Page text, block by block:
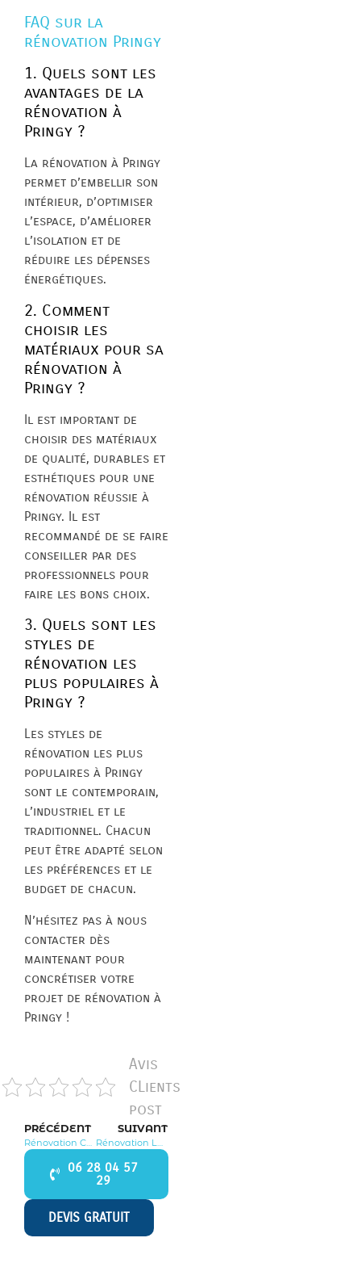
FAQ sur la
rénovation Pringy
1. Quels sont les
avantages de la
rénovation à
Pringy ?
La rénovation à Pringy
permet d’embellir son
intérieur, d’optimiser
l’espace, d’améliorer
l’isolation et de
réduire les dépenses
énergétiques.
2. Comment
choisir les
matériaux pour sa
rénovation à
Pringy ?
Il est important de
choisir des matériaux
de qualité, durables et
esthétiques pour une
rénovation réussie à
Pringy. Il est
recommandé de se faire
conseiller par des
professionnels pour
faire les bons choix.
3. Quels sont les
styles de
rénovation les
plus populaires à
Pringy ?
Les styles de
rénovation les plus
populaires à Pringy
sont le contemporain,
l’industriel et le
traditionnel. Chacun
peut être adapté selon
les préférences et le
budget de chacun.
N’hésitez pas à nous
contacter dès
maintenant pour
concrétiser votre
projet de rénovation à
Pringy !
Avis
CLients
post
PRÉCÉDENT SUIVANT
06 28 04 57
29
DEVIS GRATUIT